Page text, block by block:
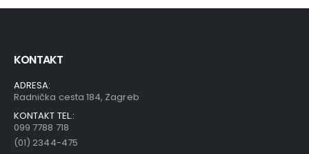
KONTAKT
ADRESA:
Radnička cesta 184, Zagreb
KONTAKT TEL.:
099 7788 718
(01) 2344-475